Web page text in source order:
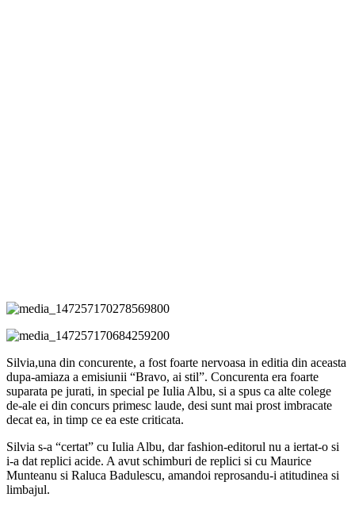
Silvia,una din concurente, a fost foarte nervoasa in editia din aceasta
dupa-amiaza a emisiunii “Bravo, ai stil”. Concurenta era foarte
suparata pe jurati, in special pe Iulia Albu, si a spus ca alte colege
de-ale ei din concurs primesc laude, desi sunt mai prost imbracate
decat ea, in timp ce ea este criticata.
Silvia s-a “certat” cu Iulia Albu, dar fashion-editorul nu a iertat-o si
i-a dat replici acide. A avut schimburi de replici si cu Maurice
Munteanu si Raluca Badulescu, amandoi reprosandu-i atitudinea si
limbajul.